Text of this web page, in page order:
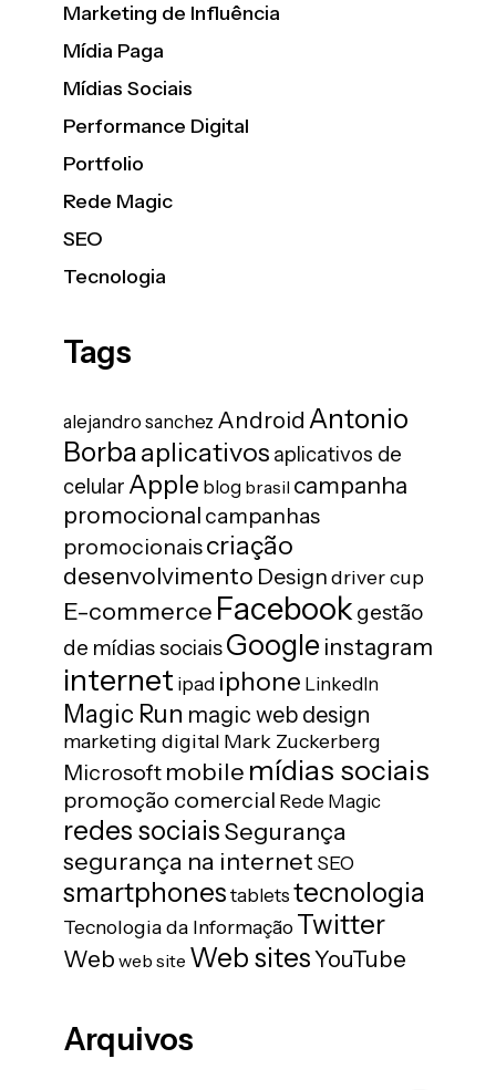
Marketing de Influência
Mídia Paga
Mídias Sociais
Performance Digital
Portfolio
Rede Magic
SEO
Tecnologia
Tags
alejandro sanchez Android Antonio
Borba aplicativos aplicativos de
celular Apple blog brasil campanha
promocional campanhas
promocionaiscriação
desenvolvimento Designdriver cup
E-commerce Facebook gestão
de mídias sociaisGoogle instagram
internet ipad iphone LinkedIn
Magic Run magic web design
marketing digital Mark Zuckerberg
Microsoft mobile mídias sociais
promoção comercial Rede Magic
redes sociaisSegurança
segurança na internet SEO
smartphones tablets tecnologia
Tecnologia da Informação Twitter
Web web site Web sitesYouTube
Arquivos